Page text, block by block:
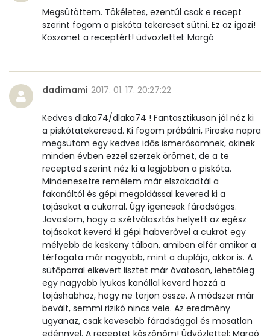
Kolin:
151 mg
α-karotin
β-karotin
0 micro
β-crypt
4 micro
Likopin
0 micro
Lut-zea
252 micro
Összesen 556 kcal
Megsütöttem. Tökéletes, ezentúl csak e recept
szerint fogom a piskóta tekercset sütni. Ez az igazi!
Köszönet a receptért! üdvözlettel: Margó
dadimami 2017. 01. 17. 20:27:22
Kedves dlaka74/dlaka74 ! Fantasztikusan jól néz ki
a piskótatekercsed. Ki fogom próbálni, Piroska napra
megsütöm egy kedves idős ismerősömnek, akinek
minden évben ezzel szerzek örömet, de a te
recepted szerint néz ki a legjobban a piskóta.
Mindenesetre remélem már elszakadtál a
fakanáltól és gépi megoldással kevered ki a
tojásokat a cukorral. Úgy igencsak fáradságos.
Javaslom, hogy a szétválasztás helyett az egész
tojásokat keverd ki gépi habverővel a cukrot egy
mélyebb de keskeny tálban, amiben elfér amikor a
térfogata már nagyobb, mint a duplája, akkor is. A
sütőporral elkevert lisztet már óvatosan, lehetőleg
egy nagyobb lyukas kanállal keverd hozzá a
tojáshabhoz, hogy ne törjön össze. A módszer már
bevált, semmi rizikó nincs vele. Az eredmény
ugyanaz, csak kevesebb fáradsággal és mosatlan
edénnyel. A receptet köszönöm! Üdvözlettel: Margó